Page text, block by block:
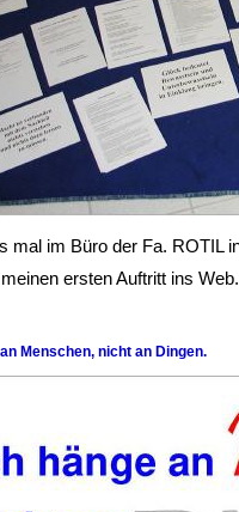
mal im Büro der Fa. ROTIL
ersten Auftritt ins Web.
Menschen, nicht an Dingen.